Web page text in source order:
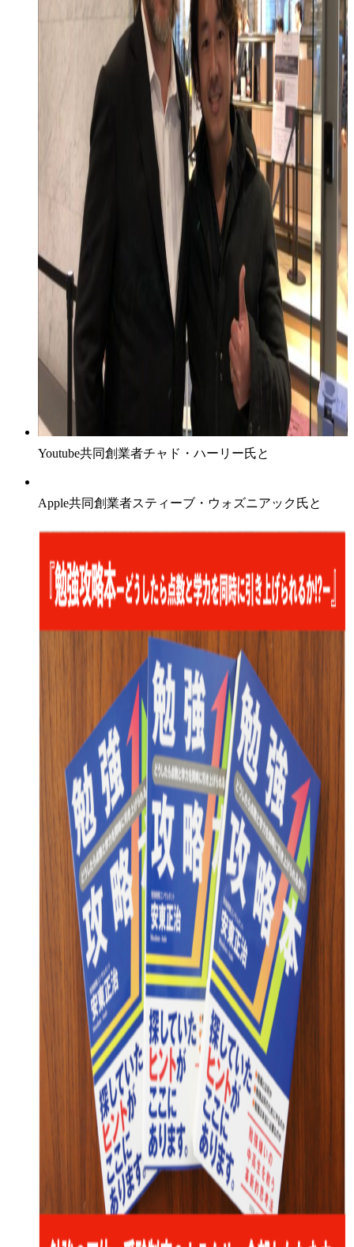
Youtube共同創業者チャド・ハーリー氏と
Apple共同創業者スティーブ・ウォズニアック氏と